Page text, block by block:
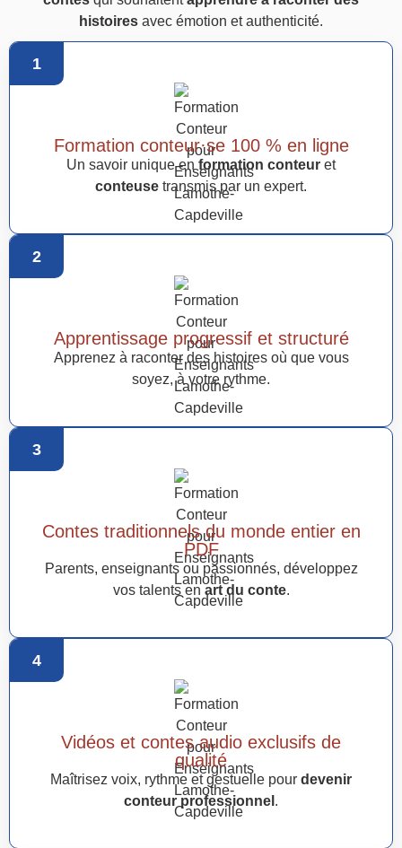
histoiresavec émotion et authenticité.
1
Formation conteur·se 100 % en ligne
Un savoir unique en formation conteur et
conteuse transmis par un expert.
2
Apprentissage progressif et structuré
Apprenez à raconter des histoires où que vous
soyez, à votre rythme.
3
Contes traditionnels du monde entier en
PDF
Parents, enseignants ou passionnés, développez
vos talents en art du conte.
4
Vidéos et contes audio exclusifs de
qualité
Maîtrisez voix, rythme et gestuelle pour devenir
conteur professionnel .